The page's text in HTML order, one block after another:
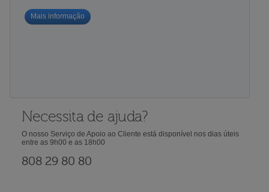
Mais informação
Necessita de ajuda?
O nosso Serviço de Apoio ao Cliente está disponível nos dias úteis
entre as 9h00 e as 18h00
808 29 80 80